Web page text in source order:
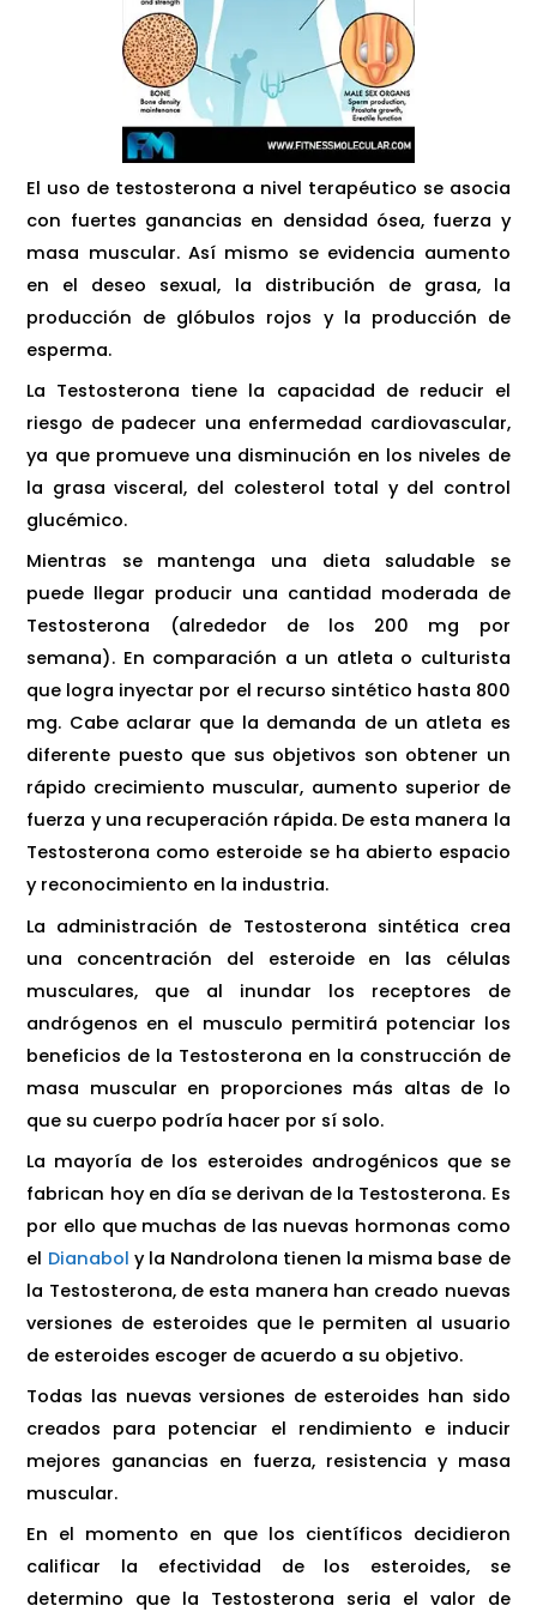
El uso de testosterona a nivel terapéutico se asocia
con fuertes ganancias en densidad ósea, fuerza y
masa muscular. Así mismo se evidencia aumento
en el deseo sexual, la distribución de grasa, la
producción de glóbulos rojos y la producción de
esperma.
La Testosterona tiene la capacidad de reducir el
riesgo de padecer una enfermedad cardiovascular,
ya que promueve una disminución en los niveles de
la grasa visceral, del colesterol total y del control
glucémico.
Mientras se mantenga una dieta saludable se
puede llegar producir una cantidad moderada de
Testosterona (alrededor de los 200 mg por
semana). En comparación a un atleta o culturista
que logra inyectar por el recurso sintético hasta 800
mg. Cabe aclarar que la demanda de un atleta es
diferente puesto que sus objetivos son obtener un
rápido crecimiento muscular, aumento superior de
fuerza y una recuperación rápida. De esta manera la
Testosterona como esteroide se ha abierto espacio
y reconocimiento en la industria.
La administración de Testosterona sintética crea
una concentración del esteroide en las células
musculares, que al inundar los receptores de
andrógenos en el musculo permitirá potenciar los
beneficios de la Testosterona en la construcción de
masa muscular en proporciones más altas de lo
que su cuerpo podría hacer por sí solo.
La mayoría de los esteroides androgénicos que se
fabrican hoy en día se derivan de la Testosterona. Es
por ello que muchas de las nuevas hormonas como
el Dianabol y la Nandrolona tienen la misma base de
la Testosterona, de esta manera han creado nuevas
versiones de esteroides que le permiten al usuario
de esteroides escoger de acuerdo a su objetivo.
Todas las nuevas versiones de esteroides han sido
creados para potenciar el rendimiento e inducir
mejores ganancias en fuerza, resistencia y masa
muscular.
En el momento en que los científicos decidieron
calificar la efectividad de los esteroides, se
determino que la Testosterona seria el valor de